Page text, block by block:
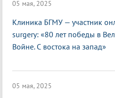
05 мая, 2025
Клиника БГМУ — участник
surgery: «80 лет победы в
Войне. С востока на запад»
05 мая, 2025